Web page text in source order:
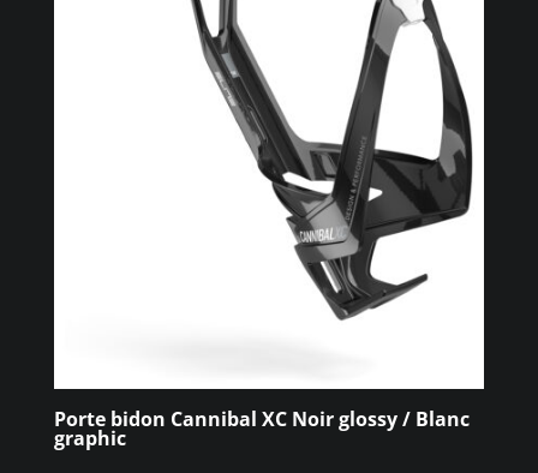
Porte bidon Cannibal XC Noir glossy / Blanc
graphic